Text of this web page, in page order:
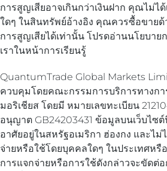
การสูญเสียอาจเกินกว่าเงินฝาก คุณไม่ไ
ใดๆ ในสินทรัพย์อ้างอิง คุณควรซื้อขาย
การสูญเสียได้เท่านั้น โปรดอ่านนโยบายก
เราในหน้าการเรียนรู้
QuantumTrade Global Markets
ควบคุมโดยคณะกรรมการบริการทางกา
มอริเชียส โดยมี หมายเลขทะเบียน
อนุญาต GB24203431 ข้อมูลบนเว็บไซต์
อาศัยอยู่ในสหรัฐอเมริกา ฮ่องกง และไม่
จ่ายหรือใช้โดยบุคคลใดๆ ในประเทศหรื
การแจกจ่ายหรือการใช้ดังกล่าวจะขัด